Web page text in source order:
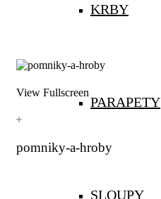
KRBY
PARAPETY
SLOUPY
View Fullscreen
pomniky-a-hroby